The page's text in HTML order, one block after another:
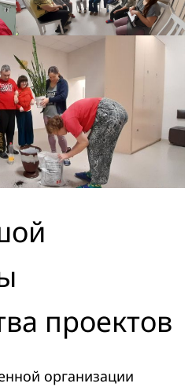
проектов
организации